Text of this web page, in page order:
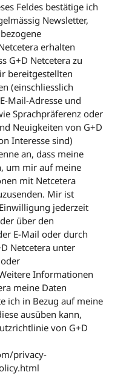
Feldes bestätige ich
Newsletter,
erhalten
G+D Netcetera zu
bereitgestellten
(einschliesslich
Mail-Adresse und
Sprachpräferenz oder
Neuigkeiten von G+D
Interesse sind)
an, dass meine
um mir auf meine
mit Netcetera
Mir ist
jederzeit
über den
E-Mail oder durch
Netcetera unter
Informationen
meine Daten
ich in Bezug auf meine
ausüben kann,
von G+D
privacy-